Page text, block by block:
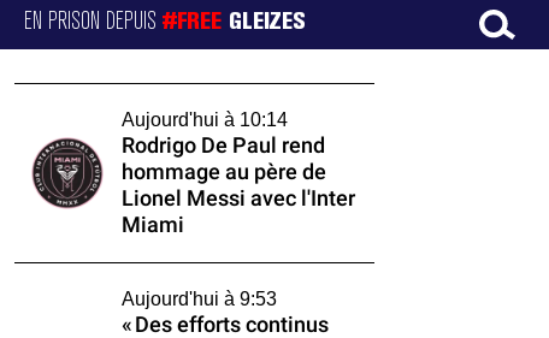
EN PRISON DEPUIS#FREE GLEIZES
Aujourd'hui à 10:14
Rodrigo De Paul rend
hommage au père de
Lionel Messi avec l'Inter
Miami
Aujourd'hui à 9:53
« Des efforts continus